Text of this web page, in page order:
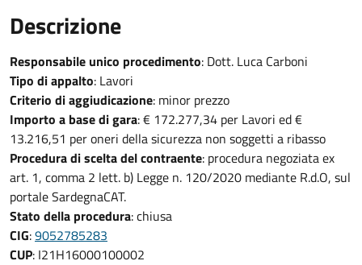
Descrizione
Responsabile unico procedimento: Dott. Luca Carboni
Tipo di appalto: Lavori
Criterio di aggiudicazione: minor prezzo
Importo a base di gara: € 172.277,34 per Lavori ed €
13.216,51 per oneri della sicurezza non soggetti a ribasso
Procedura di scelta del contraente: procedura negoziata ex
art. 1, comma 2 lett. b) Legge n. 120/2020 mediante R.d.O, sul
portale SardegnaCAT.
Stato della procedura: chiusa
CIG:9052785283
CUP: I21H16000100002